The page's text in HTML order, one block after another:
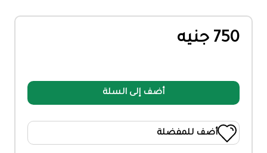
750 جنيه
أضف إلى السلة
أضف للمفضلة